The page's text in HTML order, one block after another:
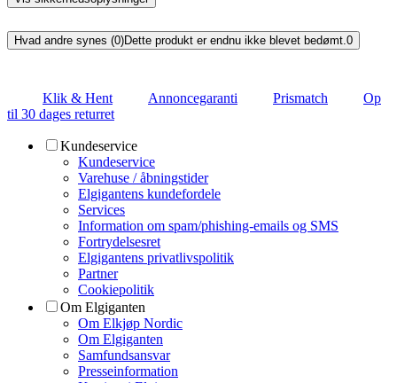
Hvad andre synes (0)Dette produkt er endnu ikke blevet bedømt. 0
Klik & Hent Annoncegaranti Prismatch
Op
til 30 dages returret
Kundeservice
Kundeservice
Varehuse / åbningstider
Elgigantens kundefordele
Services
Information om spam/phishing-emails og SMS
Fortrydelsesret
Elgigantens privatlivspolitik
Partner
Cookiepolitik
Om Elgiganten
Om Elkjøp Nordic
Om Elgiganten
Samfundsansvar
Presseinformation